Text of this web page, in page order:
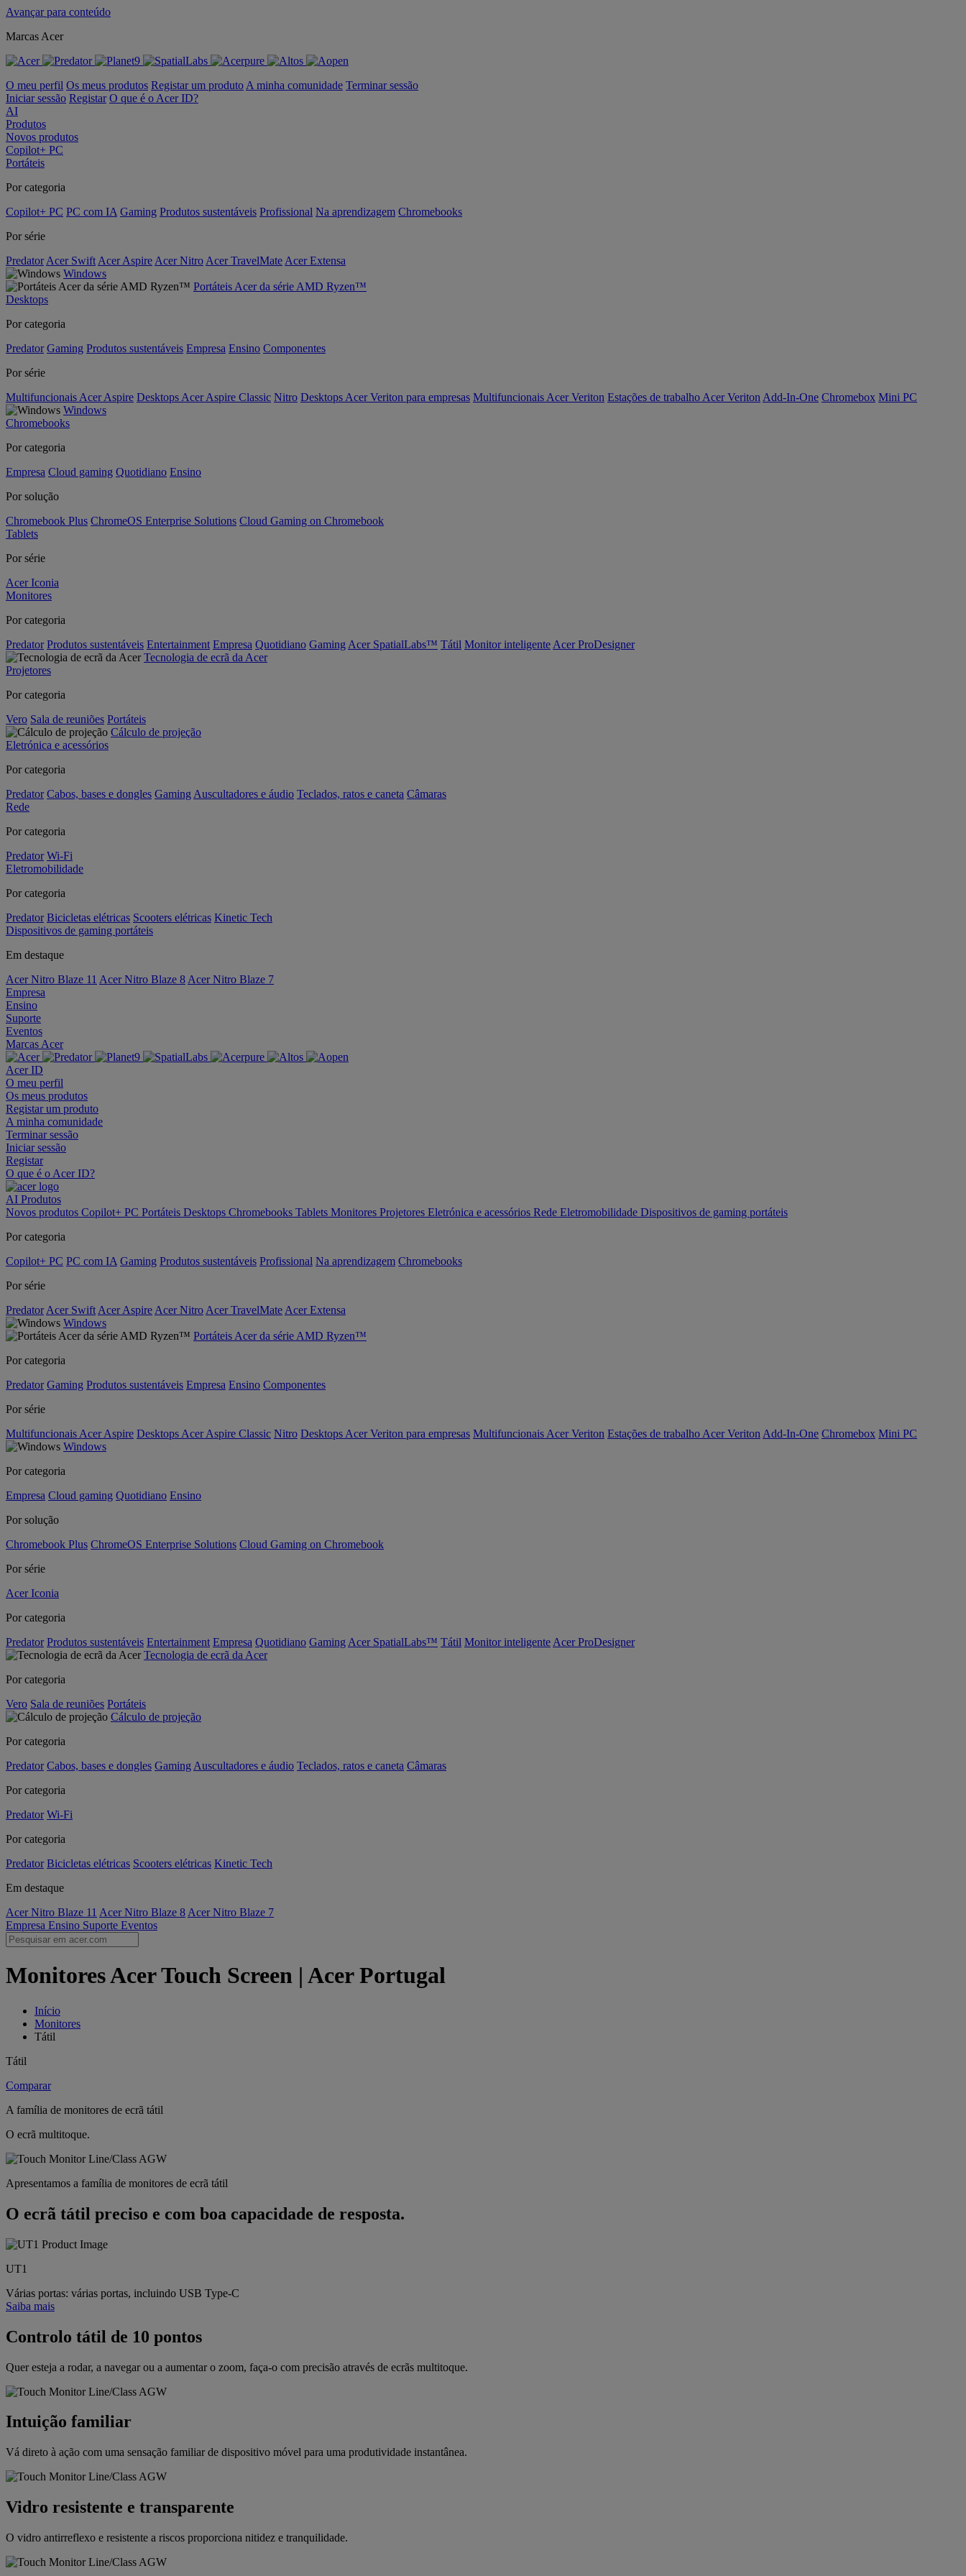
Avançar para conteúdo
Marcas Acer
O meu perfil Os meus produtos Registar um produto A minha comunidade Terminar sessão
Iniciar sessão Registar O que é o Acer ID?
AI
Produtos
Novos produtos
Copilot+ PC
Portáteis
Por categoria
Copilot+ PC PC com IA Gaming Produtos sustentáveis Profissional Na aprendizagem Chromebooks
Por série
Predator Acer Swift Acer Aspire Acer Nitro Acer TravelMate Acer Extensa
Windows
Portáteis Acer da série AMD Ryzen™
Desktops
Por categoria
Predator Gaming Produtos sustentáveis Empresa Ensino Componentes
Por série
Multifuncionais Acer Aspire Desktops Acer Aspire Classic Nitro Desktops Acer Veriton para empresas Multifuncionais Acer Veriton Estações de trabalho Acer Veriton Add-In-One Chromebox Mini PC
Windows
Chromebooks
Por categoria
Empresa Cloud gaming Quotidiano Ensino
Por solução
Chromebook Plus ChromeOS Enterprise Solutions Cloud Gaming on Chromebook
Tablets
Por série
Acer Iconia
Monitores
Por categoria
Predator Produtos sustentáveis Entertainment Empresa Quotidiano Gaming Acer SpatialLabs™ Tátil Monitor inteligente Acer ProDesigner
Tecnologia de ecrã da Acer
Projetores
Por categoria
Vero Sala de reuniões Portáteis
Cálculo de projeção
Eletrónica e acessórios
Por categoria
Predator Cabos, bases e dongles Gaming Auscultadores e áudio Teclados, ratos e caneta Câmaras
Rede
Por categoria
Predator Wi-Fi
Eletromobilidade
Por categoria
Predator Bicicletas elétricas Scooters elétricas Kinetic Tech
Dispositivos de gaming portáteis
Em destaque
Acer Nitro Blaze 11 Acer Nitro Blaze 8 Acer Nitro Blaze 7
Empresa
Ensino
Suporte
Eventos
Marcas Acer
Acer ID
O meu perfil
Os meus produtos
Registar um produto
A minha comunidade
Terminar sessão
Iniciar sessão
Registar
O que é o Acer ID?
AI Produtos
Novos produtos Copilot+ PC Portáteis Desktops Chromebooks Tablets Monitores Projetores Eletrónica e acessórios Rede Eletromobilidade Dispositivos de gaming portáteis
Por categoria
Copilot+ PC PC com IA Gaming Produtos sustentáveis Profissional Na aprendizagem Chromebooks
Por série
Predator Acer Swift Acer Aspire Acer Nitro Acer TravelMate Acer Extensa
Windows
Portáteis Acer da série AMD Ryzen™
Por categoria
Predator Gaming Produtos sustentáveis Empresa Ensino Componentes
Por série
Multifuncionais Acer Aspire Desktops Acer Aspire Classic Nitro Desktops Acer Veriton para empresas Multifuncionais Acer Veriton Estações de trabalho Acer Veriton Add-In-One Chromebox Mini PC
Windows
Por categoria
Empresa Cloud gaming Quotidiano Ensino
Por solução
Chromebook Plus ChromeOS Enterprise Solutions Cloud Gaming on Chromebook
Por série
Acer Iconia
Por categoria
Predator Produtos sustentáveis Entertainment Empresa Quotidiano Gaming Acer SpatialLabs™ Tátil Monitor inteligente Acer ProDesigner
Tecnologia de ecrã da Acer
Por categoria
Vero Sala de reuniões Portáteis
Cálculo de projeção
Por categoria
Predator Cabos, bases e dongles Gaming Auscultadores e áudio Teclados, ratos e caneta Câmaras
Por categoria
Predator Wi-Fi
Por categoria
Predator Bicicletas elétricas Scooters elétricas Kinetic Tech
Em destaque
Acer Nitro Blaze 11 Acer Nitro Blaze 8 Acer Nitro Blaze 7
Empresa Ensino Suporte Eventos
Monitores Acer Touch Screen | Acer Portugal
Início
Monitores
Tátil
Tátil
Comparar
A família de monitores de ecrã tátil
O ecrã multitoque.
Apresentamos a família de monitores de ecrã tátil
O ecrã tátil preciso e com boa capacidade de resposta.
UT1
Várias portas: várias portas, incluindo USB Type-C
Saiba mais
Controlo tátil de 10 pontos
Quer esteja a rodar, a navegar ou a aumentar o zoom, faça-o com precisão através de ecrãs multitoque.
Intuição familiar
Vá direto à ação com uma sensação familiar de dispositivo móvel para uma produtividade instantânea.
Vidro resistente e transparente
O vidro antirreflexo e resistente a riscos proporciona nitidez e tranquilidade.